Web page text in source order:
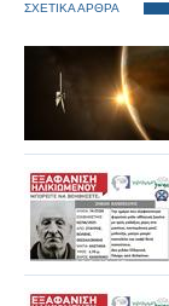
ΣΧΕΤΙΚΑ ΑΡΘΡΑ